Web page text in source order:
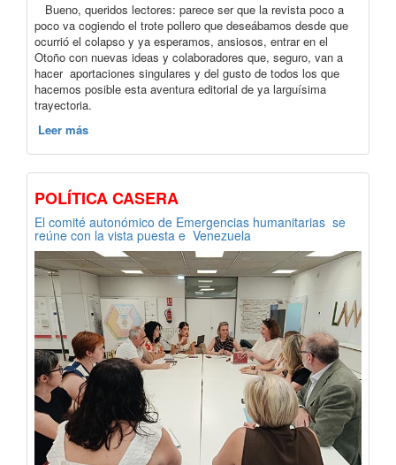
Bueno, queridos lectores: parece ser que la revista poco a
poco va cogiendo el trote pollero que deseábamos desde que
ocurrió el colapso y ya esperamos, ansiosos, entrar en el
Otoño con nuevas ideas y colaboradores que, seguro, van a
hacer aportaciones singulares y del gusto de todos los que
hacemos posible esta aventura editorial de ya larguísima
trayectoria.
Leer más
POLÍTICA CASERA
El comité autonómico de Emergencias humanitarias se
reúne con la vista puesta e Venezuela